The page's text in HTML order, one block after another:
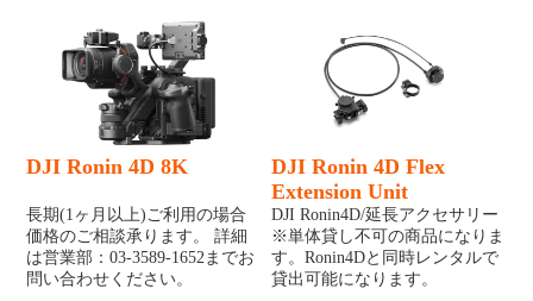
DJI Ronin 4D 8K
長期(1ヶ月以上)ご利用の場合
価格のご相談承ります。 詳細
は営業部：03-3589-1652までお
問い合わせください。
DJI Ronin 4D Flex
Extension Unit
DJI Ronin4D/延長アクセサリー
※単体貸し不可の商品になりま
す。Ronin4Dと同時レンタルで
貸出可能になります。